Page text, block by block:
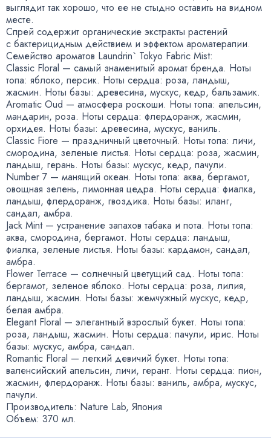
выглядит так хорошо, что ее не стыдно оставить на видном
месте.
Спрей содержит органические экстракты растений
с бактерицидным действием и эффектом ароматерапии.
Семейство ароматов Laundrin` Tokyo Fabric Mist:
Classic Floral — самый знаменитый аромат бренда. Ноты
топа: яблоко, персик. Ноты сердца: роза, ландыш,
жасмин. Ноты базы: древесина, мускус, кедр, бальзамик.
Aromatic Oud — атмосфера роскоши. Ноты топа: апельсин,
мандарин, роза. Ноты сердца: флердоранж, жасмин,
орхидея. Ноты базы: древесина, мускус, ваниль.
Classic Fiore — праздничный цветочный. Ноты топа: личи,
смородина, зеленые листья. Ноты сердца: роза, жасмин,
ландыш, герань. Ноты базы: мускус, кедр, пачули.
Number 7 — манящий океан. Ноты топа: аква, бергамот,
овощная зелень, лимонная цедра. Ноты сердца: фиалка,
ландыш, флердоранж, гвоздика. Ноты базы: иланг,
сандал, амбра.
Jack Mint — устранение запахов табака и пота. Ноты топа:
аква, смородина, бергамот. Ноты сердца: ландыш,
фиалка, зеленые листья. Ноты базы: кардамон, сандал,
амбра.
Flower Terrace — солнечный цветущий сад. Ноты топа:
бергамот, зеленое яблоко. Ноты сердца: роза, лилия,
ландыш, жасмин. Ноты базы: жемчужный мускус, кедр,
белая амбра.
Elegant Floral — элегантный взрослый букет. Ноты топа:
роза, ландыш, жасмин. Ноты сердца: пачули, ирис. Ноты
базы: мускус, амбра, сандал.
Romantic Floral — легкий девичий букет. Ноты топа:
валенсийский апельсин, личи, герант. Ноты сердца: пион,
жасмин, флердоранж. Ноты базы: ваниль, амбра, мускус,
пачули.
Производитель: Nature Lab, Япония
Объем: 370 мл.